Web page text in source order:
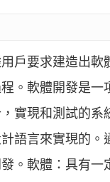
戶要求建造出軟
。軟體開發是一
，實現和測試的
語言來實現的。
。軟體：具有一